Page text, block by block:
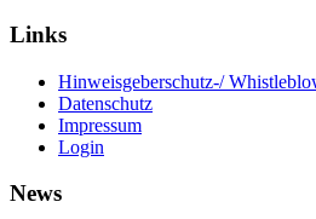
Links
Hinweisgeberschutz-/
Datenschutz
Impressum
Login
News